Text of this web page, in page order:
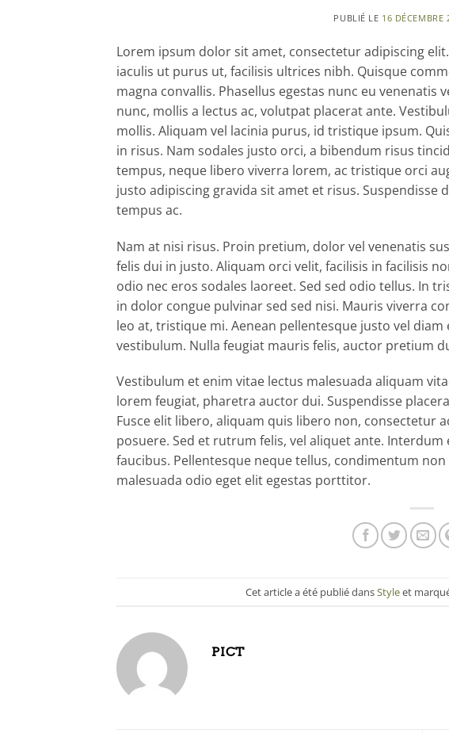
PUBLIÉ LE 16 DÉCEMBRE
Lorem ipsum dolor sit amet, consectetur adipiscing
iaculis ut purus ut, facilisis ultrices nibh. Quisque
magna convallis. Phasellus egestas nunc eu venenatis
nunc, mollis a lectus ac, volutpat placerat ante.
mollis. Aliquam vel lacinia purus, id tristique ipsum.
in risus. Nam sodales justo orci, a bibendum risus
tempus, neque libero viverra lorem, ac tristique orci
justo adipiscing gravida sit amet et risus. Suspendisse
tempus ac.
Nam at nisi risus. Proin pretium, dolor vel venenatis
felis dui in justo. Aliquam orci velit, facilisis in facilisis
odio nec eros sodales laoreet. Sed sed odio tellus. In
in dolor congue pulvinar sed sed nisi. Mauris viverra
leo at, tristique mi. Aenean pellentesque justo vel
vestibulum. Nulla feugiat mauris felis, auctor pretium
Vestibulum et enim vitae lectus malesuada aliquam
lorem feugiat, pharetra auctor dui. Suspendisse
Fusce elit libero, aliquam quis libero non, consectetur
posuere. Sed et rutrum felis, vel aliquet ante.
faucibus. Pellentesque neque tellus, condimentum
malesuada odio eget elit egestas porttitor.
Cet article a été publié dansStyleet
PICT